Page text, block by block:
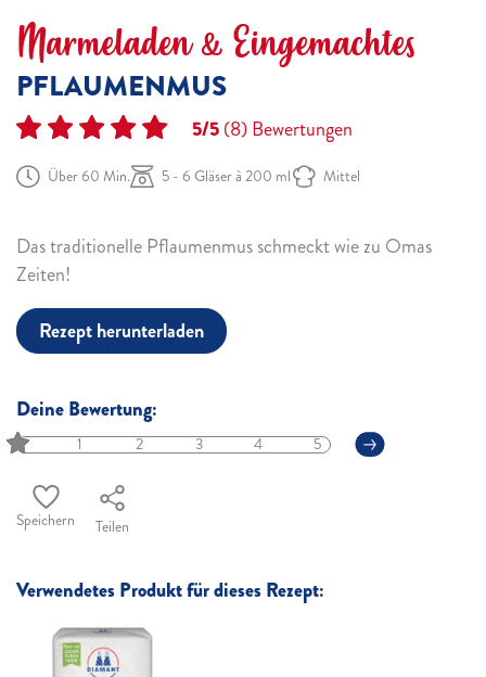
Marmeladen & Eingemachtes
PFLAUMENMUS
5/5(8)Bewertungen
Über 60 Min. 5 - 6 Gläser à 200 ml Mittel
Das traditionelle Pflaumenmus schmeckt wie zu Omas
Zeiten!
Rezept herunterladen
Deine Bewertung:
1 2 3 4 5
Speichern Teilen
Verwendetes Produkt für dieses Rezept: